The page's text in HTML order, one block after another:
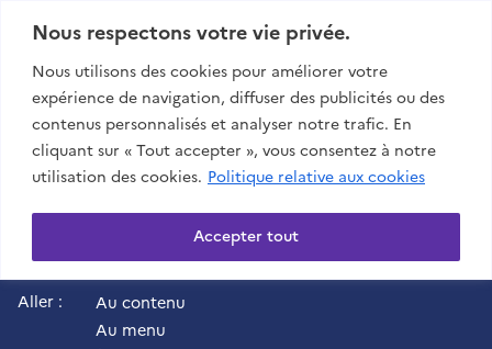
Nous respectons votre vie privée.
Nous utilisons des cookies pour améliorer votre
expérience de navigation, diffuser des publicités ou des
contenus personnalisés et analyser notre trafic. En
cliquant sur « Tout accepter », vous consentez à notre
utilisation des cookies. Politique relative aux cookies
Accepter tout
Aller :
Au contenu
Au menu